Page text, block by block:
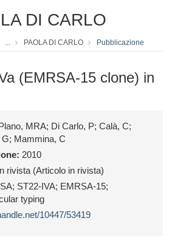
DI CARLO
... PAOLA DI CARLO Pubblicazione
(EMRSA-15 clone) in
MRA; Di Carlo, P; Calà, C;
Mammina, C
2010
rivista (Articolo in rivista)
ST22-IVA; EMRSA-15;
typing
10447/53419